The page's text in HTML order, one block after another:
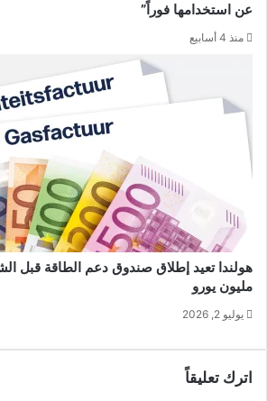
عن استخدامها فوراً”
منذ 4 أسابيع
مليون يورو
يوليو 2, 2026
اترك تعليقاً